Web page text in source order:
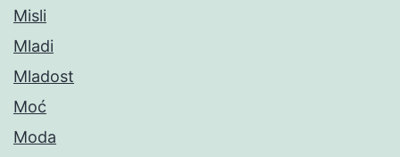
Misli
Mladi
Mladost
Moć
Moda